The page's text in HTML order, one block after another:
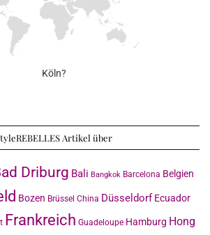
Köln?
Artikel über
Driburg Bali Bangkok Barcelona Belgien
Bozen Brüssel China Düsseldorf Ecuador
Frankreich Guadeloupe Hamburg Hong